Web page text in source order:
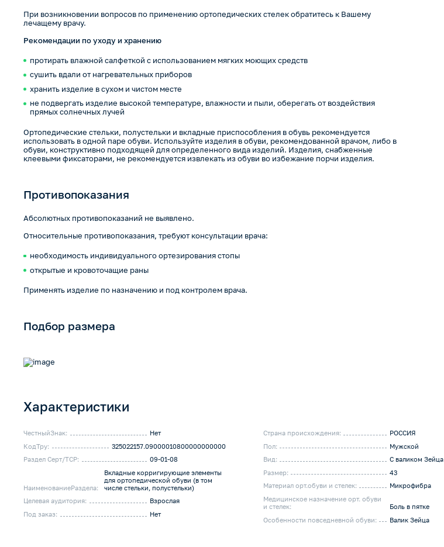
При возникновении вопросов по применению ортопедических стелек обратитесь к Вашему
лечащему врачу.
Рекомендации по уходу и хранению
протирать влажной салфеткой с использованием мягких моющих средств
сушить вдали от нагревательных приборов
хранить изделие в сухом и чистом месте
не подвергать изделие высокой температуре, влажности и пыли, оберегать от воздействия
прямых солнечных лучей
Ортопедические стельки, полустельки и вкладные приспособления в обувь рекомендуется
использовать в одной паре обуви. Используйте изделия в обуви, рекомендованной врачом, либо в
обуви, конструктивно подходящей для определенного вида изделий. Изделия, снабженные
клеевыми фиксаторами, не рекомендуется извлекать из обуви во избежание порчи изделия.
Противопоказания
Абсолютных противопоказаний не выявлено.
Относительные противопоказания, требуют консультации врача:
необходимость индивидуального ортезирования стопы
открытые и кровоточащие раны
Применять изделие по назначению и под контролем врача.
Подбор размера
Характеристики
ЧестныйЗнак:
Нет
КодТру:
325022157.09000010800000000000
Раздел Серт/ТСР:
09-01-08
НаименованиеРаздела:
Вкладные корригирующие элементы
для ортопедической обуви (в том
числе стельки, полустельки)
Целевая аудитория:
Взрослая
Под заказ:
Нет
Страна происхождения:
РОССИЯ
Пол:
Мужской
Вид:
С валиком Зейца
Размер:
43
Материал орт.обуви и стелек:
Микрофибра
Медицинское назначение орт. обуви
и стелек:
Боль в пятке
Особенности повседневной обуви:
Валик Зейца